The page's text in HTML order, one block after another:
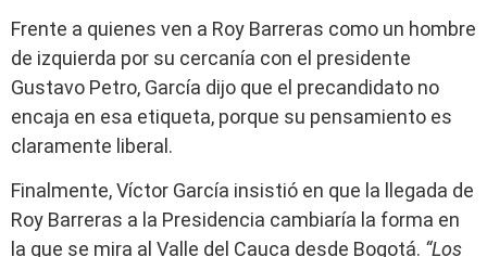
Frente a quienes ven a Roy Barreras como un hombre
de izquierda por su cercanía con el presidente
Gustavo Petro, García dijo que el precandidato no
encaja en esa etiqueta, porque su pensamiento es
claramente liberal.
Finalmente, Víctor García insistió en que la llegada de
Roy Barreras a la Presidencia cambiaría la forma en
la que se mira al Valle del Cauca desde Bogotá. “Los